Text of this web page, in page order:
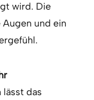
wird. Die
und ein
lässt das